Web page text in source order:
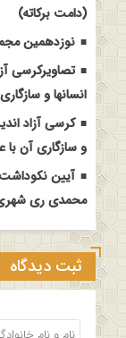
(دامت برکاته)
نوزدهمین
تصاویرکرسی
انسانها و
کرسی آزاد
و سازگاری آن با
آیین
محمدی ری شهری
ثبت دیدگاه